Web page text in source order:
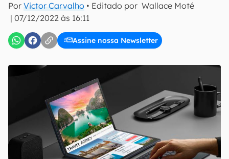
Por Victor Carvalho • Editado por Wallace Moté
| 07/12/2022 às 16:11
Assine nossa Newsletter
Uso e Política de Privacidade do Canaltech.